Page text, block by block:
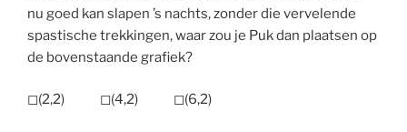
nu goed kan slapen ’s nachts, zonder die vervelende
spastische trekkingen, waar zou je Puk dan plaatsen op
de bovenstaande grafiek?
◻︎(2,2) ◻︎(4,2) ◻︎(6,2)